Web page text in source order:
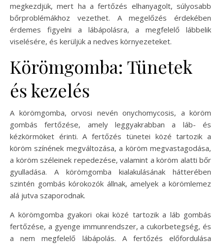
megkezdjük, mert ha a fertőzés elhanyagolt, súlyosabb
bőrproblémákhoz vezethet. A megelőzés érdekében
érdemes figyelni a lábápolásra, a megfelelő lábbelik
viselésére, és kerüljük a nedves környezeteket.
Körömgomba: Tünetek
és kezelés
A körömgomba, orvosi nevén onychomycosis, a köröm
gombás fertőzése, amely leggyakrabban a láb- és
kézkörmöket érinti. A fertőzés tünetei közé tartozik a
köröm színének megváltozása, a köröm megvastagodása,
a köröm széleinek repedezése, valamint a köröm alatti bőr
gyulladása. A körömgomba kialakulásának hátterében
szintén gombás kórokozók állnak, amelyek a körömlemez
alá jutva szaporodnak.
A körömgomba gyakori okai közé tartozik a láb gombás
fertőzése, a gyenge immunrendszer, a cukorbetegség, és
a nem megfelelő lábápolás. A fertőzés előfordulása